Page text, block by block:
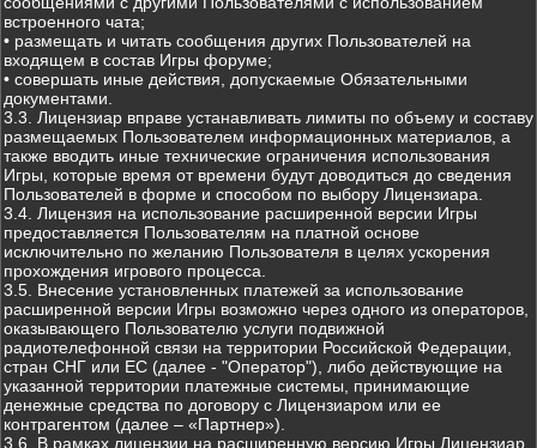
встроенного чата;
• размещать и читать сообщения других Пользователей на
входящем в состав Игры форуме;
• совершать иные действия, допускаемые Обязательными
документами.
3.3. Лицензиар вправе устанавливать лимиты по объему и составу
размещаемых Пользователем информационных материалов, а
также вводить иные технические ограничения использования
Игры, которые время от времени будут доводиться до сведения
Пользователей в форме и способом по выбору Лицензиара.
3.4. Лицензия на использование расширенной версии Игры
предоставляется Пользователям на платной основе
исключительно по желанию Пользователя в целях ускорения
прохождения игрового процесса.
3.5. Внесение установленных платежей за использование
расширенной версии Игры возможно через одного из операторов,
оказывающего Пользователю услуги подвижной
радиотелефонной связи на территории Российской Федерации,
стран СНГ или ЕС (далее - "Оператор"), либо действующие на
указанной территории платежные системы, принимающие
денежные средства по договору с Лицензиаром или ее
контрагентом (далее – «Партнер»).
3.6. В рамках лицензии на расширенную версию Игры Лицензиар